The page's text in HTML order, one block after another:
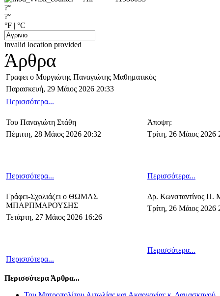
?°
?°
°F | °C
invalid location provided
Άρθρα
Γραφει ο Μυργιώτης Παναγιώτης Μαθηματικός
Παρασκευή, 29 Μάιος 2026 20:33
Περισσότερα...
Του Παναγιώτη Στάθη
Πέμπτη, 28 Μάιος 2026 20:32
Περισσότερα...
Γράφει-Σχολιάζει ο ΘΩΜΑΣ
ΜΠΑΡΠΜΑΡΟΥΣΗΣ
Τετάρτη, 27 Μάιος 2026 16:26
Περισσότερα...
Άποψη:
Τρίτη, 26 Μάιος 2026
Περισσότερα...
Δρ. Κωνσταντίνος Π.
Τρίτη, 26 Μάιος 2026
Περισσότερα...
Περισσότερα Άρθρα...